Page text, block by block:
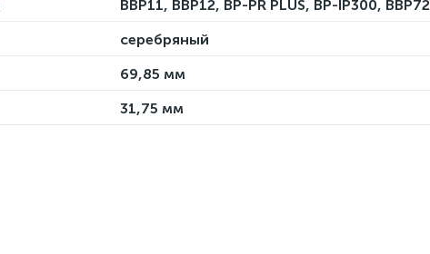
BBP11, BBP12, BP-PR PLUS, BP-IP300, BBP72
серебряный
69,85 мм
31,75 мм